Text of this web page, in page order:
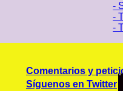
-
-
-
Comentarios y
Síguenos en Twitter